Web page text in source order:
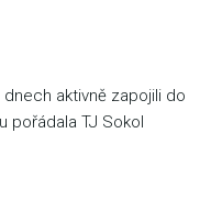
aktivně zapojili do
pořádala TJ Sokol